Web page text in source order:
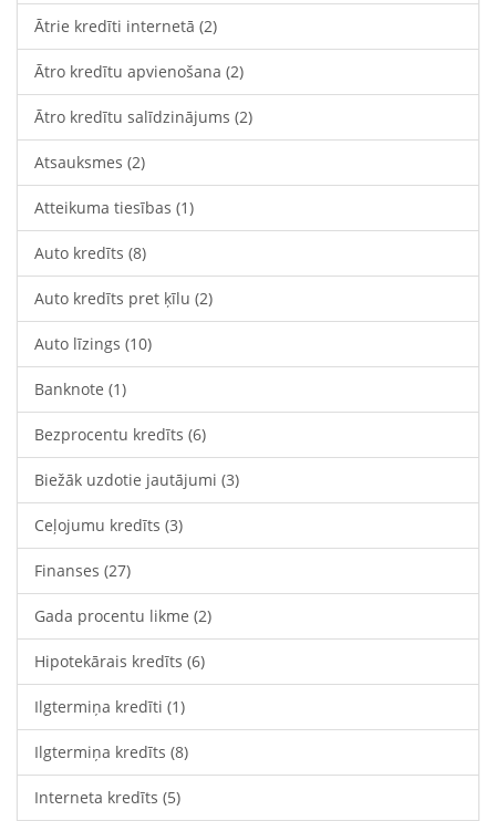
Ātrie kredīti internetā (2)
Ātro kredītu apvienošana (2)
Ātro kredītu salīdzinājums (2)
Atsauksmes (2)
Atteikuma tiesības (1)
Auto kredīts (8)
Auto kredīts pret ķīlu (2)
Auto līzings (10)
Banknote (1)
Bezprocentu kredīts (6)
Biežāk uzdotie jautājumi (3)
Ceļojumu kredīts (3)
Finanses (27)
Gada procentu likme (2)
Hipotekārais kredīts (6)
Ilgtermiņa kredīti (1)
Ilgtermiņa kredīts (8)
Interneta kredīts (5)